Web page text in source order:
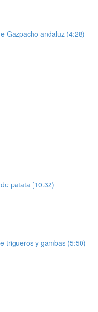
Gazpacho andaluz (4:28)
patata (10:32)
trigueros y gambas (5:50)